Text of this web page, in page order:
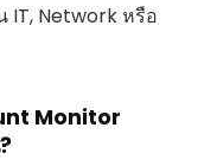
IT, Network หรือ
Monitor